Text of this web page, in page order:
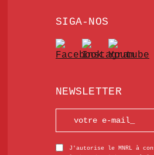
SIGA-NOS
NEWSLETTER
J'autorise le MNRL à